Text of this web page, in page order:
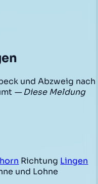
und Abzweig nach
— Diese Meldung
Richtung Lingen
und Lohne